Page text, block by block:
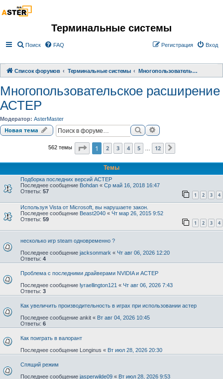
Терминальные системы
Поиск FAQ Вход
Регистрация
Список форумов Терминальные системы Многопользовательское расширение АСТЕР
Многопользовательское расширение
АСТЕР
Модератор: AsterMaster
Новая тема ПоискРасширенный поиск
562 темы Страница1 из
1 2 3 4 5 12
Темы
Подборка последних версий АСТЕР
Последнее сообщение Bohdan « Ср май 16, 2018 16:47
Ответы: 57
1 2 3 4
Используя Vista от Microsoft, вы нарушаете закон.
Последнее сообщение Beast2040 « Чт мар 26, 2015 9:52
Ответы: 59
1 2 3 4
несколько игр steam одновременно ?
Последнее сообщение jacksonmark « Чт авг 06, 2026 12:20
Ответы: 4
Проблема с последними драйверами NVIDIA и АСТЕР
Последнее сообщение lyraellington121 « Чт авг 06, 2026 7:43
Ответы: 3
Как увеличить производительность в играх при использовании астер
Последнее сообщение ankit « Вт авг 04, 2026 10:45
Ответы: 6
Как поиграть в валорант
Последнее сообщение Longinus « Вт июл 28, 2026 20:30
Спящий режим
Последнее сообщение jasperwilde09 « Вт июл 28, 2026 9:53